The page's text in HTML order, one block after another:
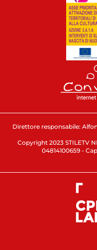
Direttore responsabile:
Copyright 2023 STILETV
04814100659 -